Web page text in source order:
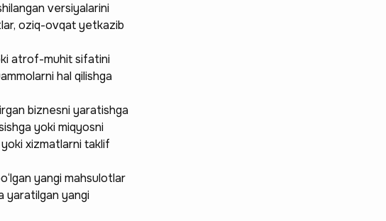
versiyalarini
oziq-ovqat yetkazib
atrof-muhit sifatini
hal qilishga
biznesni yaratishga
yoki miqyosni
xizmatlarni taklif
yangi mahsulotlar
yaratilgan yangi